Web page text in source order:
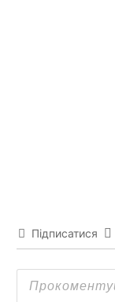
Підписатися